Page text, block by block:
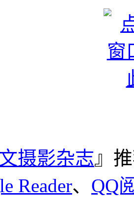
摄影杂志』
Reader、 QQ